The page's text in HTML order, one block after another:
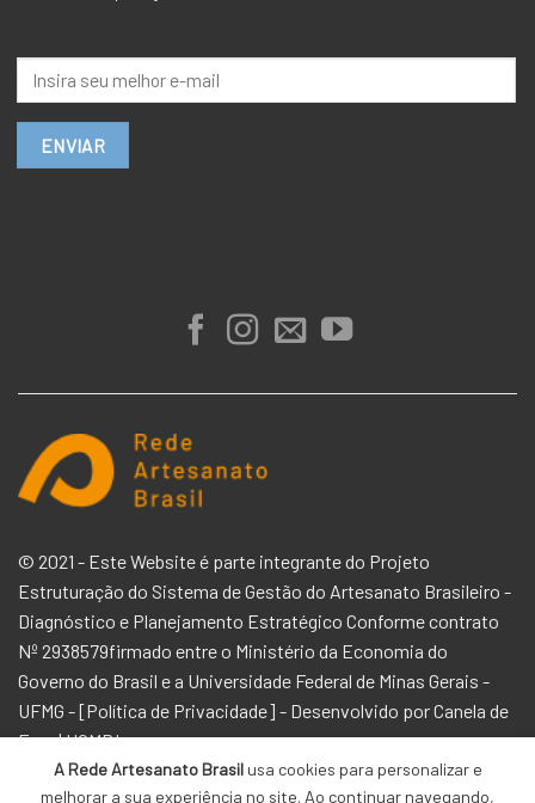
© 2021 - Este Website é parte integrante do Projeto
Estruturação do Sistema de Gestão do Artesanato Brasileiro -
Diagnóstico e Planejamento Estratégico Conforme contrato
Nº 2938579firmado entre o Ministério da Economia do
Governo do Brasil e a Universidade Federal de Minas Gerais -
UFMG -[Política de Privacidade] - Desenvolvido porCanela de
Ema | HOMP!
A Rede Artesanato Brasilusa cookies para personalizar e
melhorar a sua experiência no site. Ao continuar navegando,